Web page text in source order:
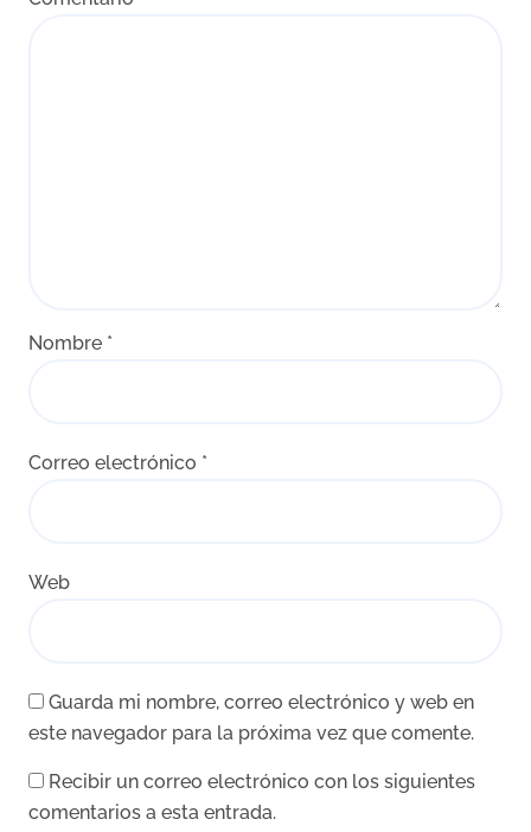
Nombre *
Correo electrónico *
Web
Guarda mi nombre, correo electrónico y web en
este navegador para la próxima vez que comente.
Recibir un correo electrónico con los siguientes
comentarios a esta entrada.